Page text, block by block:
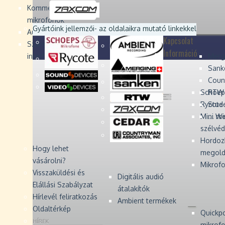
Kommentátor-
mikrofonok
Audio Monitors
Számítógépes audió
interfész
Rycote
Mini
Digitális audió
átalakítók
Ambient termékek
...
Devices
Devices
Zaxcom
Zaxcom
Gyártóink jellemzői- az oldalaikra mutató linkekkel
Kapcsolat
Információ
Hogy lehet
vásárolni?
Visszaküldési és
Elállási Szabályzat
Hírlevél feliratkozás
Oldaltérkép
HÍREK